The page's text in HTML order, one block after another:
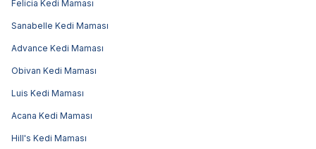
Felicia Kedi Maması
Sanabelle Kedi Maması
Advance Kedi Maması
Obivan Kedi Maması
Luis Kedi Maması
Acana Kedi Maması
Hill's Kedi Maması